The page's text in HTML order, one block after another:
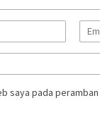
saya pada